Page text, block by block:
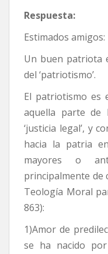
Respuesta:
Estimados amigos:
Un buen patriota
del ‘patriotismo’.
El patriotismo es
aquella parte de
‘justicia legal’, y
hacia la patria
mayores o
principalmente de
Teología Moral
863):
1)Amor de
se ha nacido